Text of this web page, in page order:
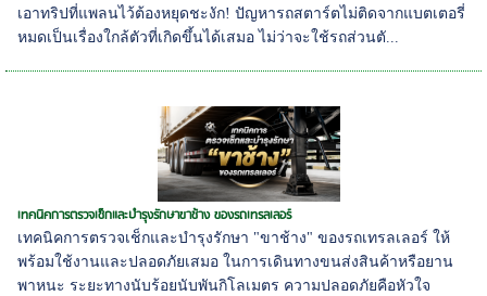
เอาทริปที่แพลนไว้ต้องหยุดชะงัก! ปัญหารถสตาร์ตไม่ติดจากแบตเตอรี่
หมดเป็นเรื่องใกล้ตัวที่เกิดขึ้นได้เสมอ ไม่ว่าจะใช้รถส่วนตั...
เทคนิคการตรวจเช็กและบำรุงรักษาขาช้าง ของรถเทรลเลอร์
เทคนิคการตรวจเช็กและบำรุงรักษา "ขาช้าง" ของรถเทรลเลอร์ ให้
พร้อมใช้งานและปลอดภัยเสมอ ในการเดินทางขนส่งสินค้าหรือยาน
พาหนะ ระยะทางนับร้อยนับพันกิโลเมตร ความปลอดภัยคือหัวใจ